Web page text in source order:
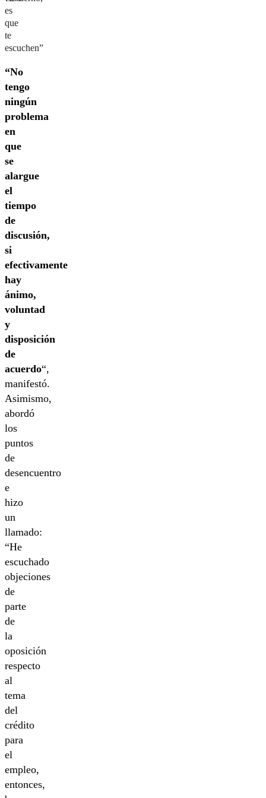
es
que
te
escuchen”
“No
tengo
ningún
problema
en
que
se
alargue
el
tiempo
de
discusión,
si
efectivamente
hay
ánimo,
voluntad
y
disposición
de
acuerdo“,
manifestó.
Asimismo,
abordó
los
puntos
de
desencuentro
e
hizo
un
llamado:
“He
escuchado
objeciones
de
parte
de
la
oposición
respecto
al
tema
del
crédito
para
el
empleo,
entonces,